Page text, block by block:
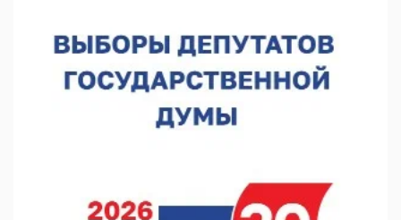
пожарного
07.08.2026 12:15